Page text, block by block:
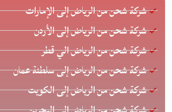
شركة شحن من الرياض إلى الإمارات
شركة شحن من الرياض إلى الأردن
شركة شحن من الرياض الي قطر
شركة شحن من الرياض إلى سلطنة عمان
شركة شحن من الرياض إلى الكويت